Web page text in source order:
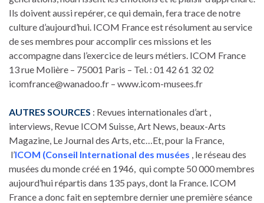
Ils doivent aussi repérer, ce qui demain, fera trace de notre
culture d’aujourd’hui. ICOM France est résolument au service
de ses membres pour accomplir ces missions et les
accompagne dans l’exercice de leurs métiers. ICOM France
13 rue Molière – 75001 Paris – Tel. : 01 42 61 32 02
icomfrance@wanadoo.fr – www.icom-musees.fr
AUTRES SOURCES : Revues internationales d’art ,
interviews, Revue ICOM Suisse, Art News, beaux-Arts
Magazine, Le Journal des Arts, etc…Et, pour la France,
l’ICOM (Conseil International des musées , le réseau des
musées du monde créé en 1946, qui compte 50 000 membres
aujourd’hui répartis dans 135 pays, dont la France. ICOM
France a donc fait en septembre dernier une première séance